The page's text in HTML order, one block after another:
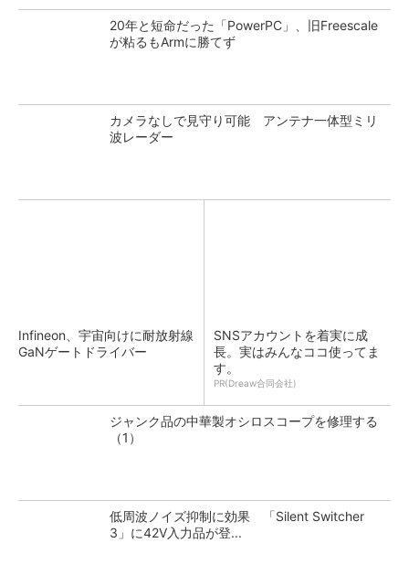
20年と短命だった「PowerPC」、旧Freescale
が粘るもArmに勝てず
カメラなしで見守り可能 アンテナ一体型ミリ
波レーダー
Infineon、宇宙向けに耐放射線
GaNゲートドライバー
SNSアカウントを着実に成
長。実はみんなココ使ってま
す。
PR(Dreaw合同会社)
ジャンク品の中華製オシロスコープを修理する
（1）
低周波ノイズ抑制に効果 「Silent Switcher
3」に42V入力品が登...